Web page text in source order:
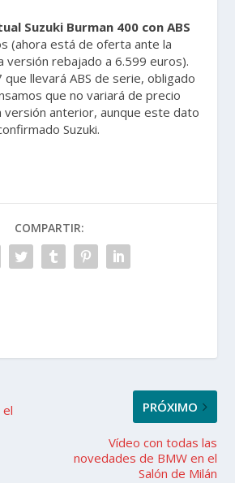
Suzuki Burman 400 con ABS
(ahora está de oferta ante la
versión rebajado a 6.599 euros).
llevará ABS de serie, obligado
que no variará de precio
versión anterior, aunque este dato
Suzuki.
COMPARTIR:
el
PRÓXIMO
Vídeo con todas las
novedades de BMW en el
Salón de Milán